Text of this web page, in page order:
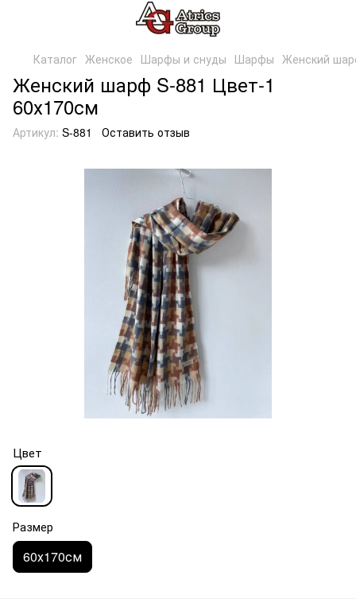
Каталог Женское Шарфы и снуды Шарфы Женский
Женский шарф S-881 Цвет-1
60х170см
Артикул: S-881 Оставить отзыв
Цвет
Размер
60х170см